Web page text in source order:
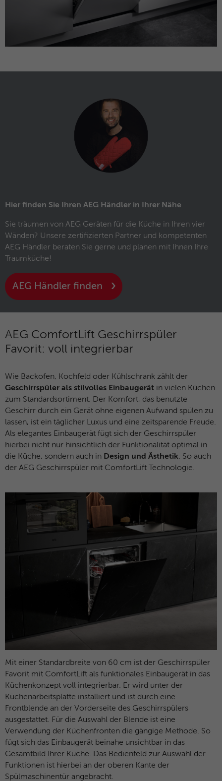
Hier finden Sie Ihren AEG Händler in Ihrer Nähe
Sie träumen von AEG Geräten für die Küche in Ihren vier
Wänden? Unsere zertifizierten Partner und kompetenten
AEG Händler beraten Sie gerne und planen mit Ihnen Ihre
Traumküche!
AEG Händler finden
AEG ComfortLift Geschirrspüler
Favorit: voll integrierbar
Wie Backofen, Kochfeld oder Kühlschrank zählt der
Geschirrspüler als stilvolles Einbaugerät in vielen Küchen
zum Standardsortiment. Der Komfort, das benutzte
Geschirr durch ein Gerät ohne eigenen Aufwand spülen zu
lassen, ist ein täglicher Luxus und eine zeitsparende Freude.
Als elegantes Einbaugerät fügt sich der Geschirrspüler
hierbei nicht nur hinsichtlich der Funktionalität optimal in
die Küche, sondern auch in Design und Ästhetik. So auch
der AEG Geschirrspüler mit ComfortLift Technologie.
Mit einer Standardbreite von 60 cm ist der Geschirrspüler
Favorit mit ComfortLift als funktionales Einbaugerät in das
Küchenkonzept voll integrierbar. Er wird unter der
Küchenarbeitsplatte installiert und ist durch eine
Frontblende an der Vorderseite des Geschirrspülers
ausgestattet. Für die Auswahl der Blende ist eine
Verwendung der Küchenfronten die gängige Methode. So
fügt sich das Einbaugerät beinahe unsichtbar in das
Gesamtbild Ihrer Küche. Das Bedienfeld zur Auswahl der
Funktionen ist hierbei an der oberen Kante der
Spülmaschinentür angebracht.